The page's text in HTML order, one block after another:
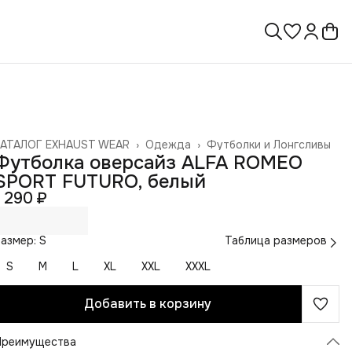
Футболки и Лонгсливы
Одежда ›
EXHAUST WEAR ›
›
оверсайз ALFA ROMEO
FUTURO, белый
290 ₽
S
Таблица размеров
S
M L XL XXL XXXL
Добавить в корзину